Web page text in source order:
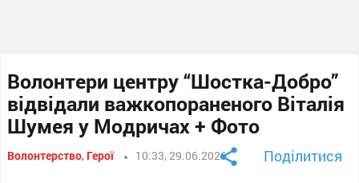
Волонтери центру “Шостка-Добро”
відвідали важкопораненого Віталія
Шумея у Модричах + Фото
Волонтерство, Герої 10:33, 29.06.2026 Поділитися